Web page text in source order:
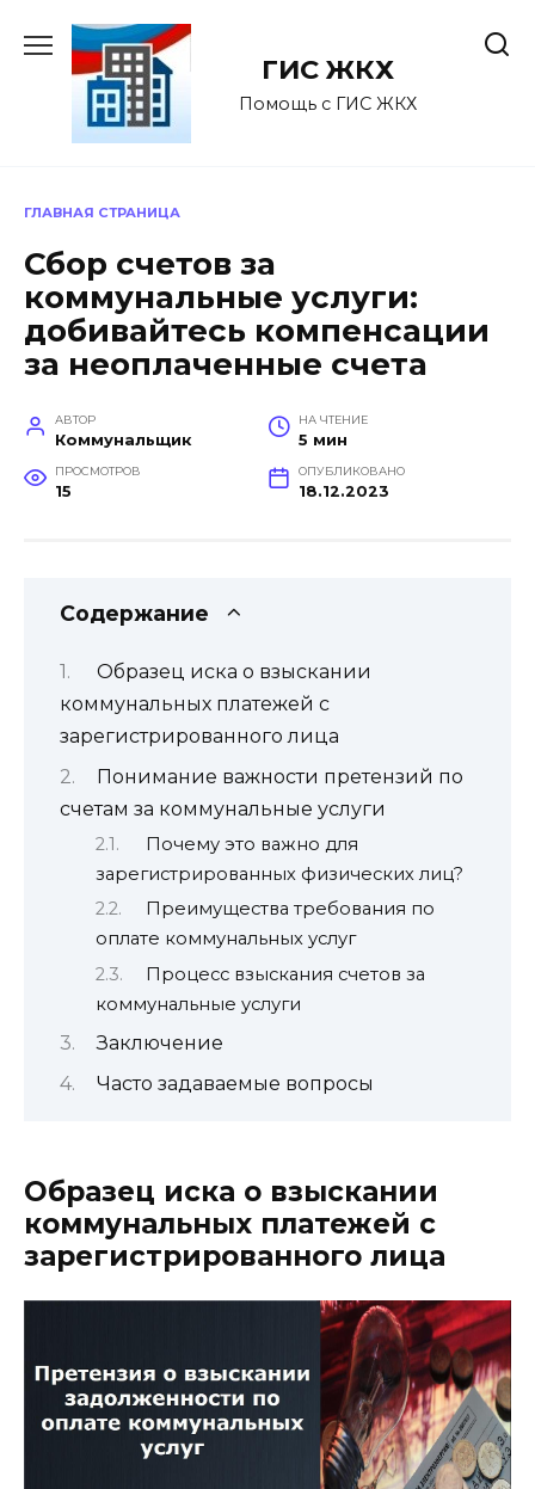
содержанию
ГИС ЖКХ
Помощь с ГИС ЖКХ
ГЛАВНАЯ СТРАНИЦА
Сбор счетов за
коммунальные услуги:
добивайтесь компенсации
за неоплаченные счета
АВТОР
Коммунальщик
НА ЧТЕНИЕ
5 мин
ПРОСМОТРОВ
15
ОПУБЛИКОВАНО
18.12.2023
Содержание
Образец иска о взыскании
коммунальных платежей с
зарегистрированного лица
Понимание важности претензий по
счетам за коммунальные услуги
Почему это важно для
зарегистрированных физических лиц?
Преимущества требования по
оплате коммунальных услуг
Процесс взыскания счетов за
коммунальные услуги
Заключение
Часто задаваемые вопросы
Образец иска о взыскании
коммунальных платежей с
зарегистрированного лица